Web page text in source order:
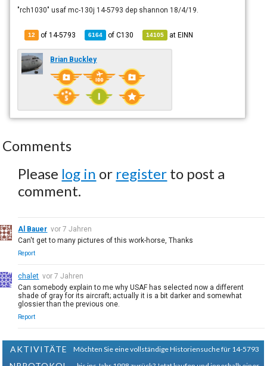
"rch1030" usaf mc-130j 14-5793 dep shannon 18/4/19.
12 of 14-5793 6164 ofC130 14105 atEINN
Brian Buckley
Comments
Please log in or register to post a
comment.
Al Bauer vor 7 Jahren
Can't get to many pictures of this work-horse, Thanks
Report
chalet vor 7 Jahren
Can somebody explain to me why USAF has selected now a different
shade of gray for its aircraft; actually it is a bit darker and somewhat
glossier than the previous one.
Report
AKTIVITÄTE
Möchten Sie eine vollständige Historiensuche für 14-5793